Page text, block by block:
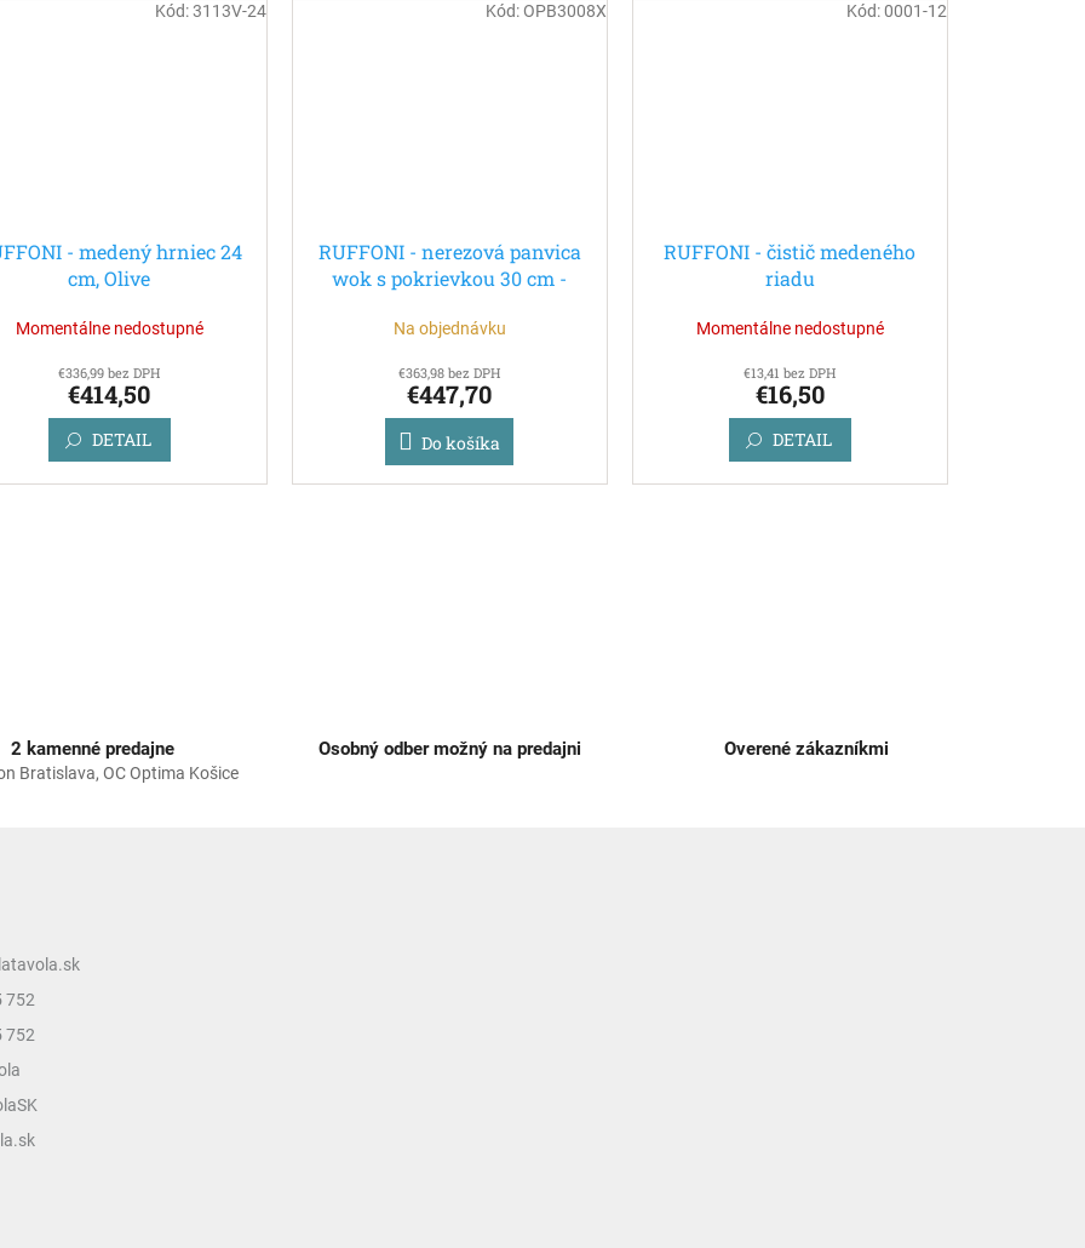
- medený hrniec 24
cm, Olive
Momentálne nedostupné
€336,99 bez DPH
€414,50
DETAIL
Kód:3113V-24
RUFFONI - nerezová panvica
wok s pokrievkou 30 cm -
Na objednávku
€363,98 bez DPH
€447,70
Do košíka
Kód: OPB3008X
RUFFONI - čistič medeného
riadu
Momentálne nedostupné
€13,41 bez DPH
€16,50
DETAIL
Kód:0001-12
p
2 kamenné predajne
Bratislava, OC Optima Košice
Osobný odber možný na predajni Overené zákazníkmi
752
752